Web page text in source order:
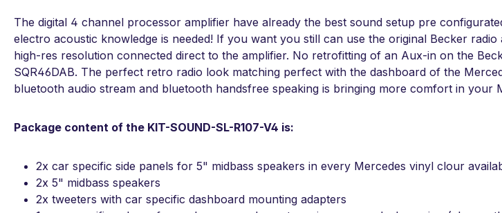
The digital 4 channel processor amplifier have already the best sound setup pre
electro acoustic knowledge is needed! If you want you still can use the original Becker
high-res resolution connected direct to the amplifier. No retrofitting of an Aux-in on the
SQR46DAB. The perfect retro radio look matching perfect with the dashboard of the
bluetooth audio stream and bluetooth handsfree speaking is bringing more comfort in your
Package content of the KIT-SOUND-SL-R107-V4 is:
2x car specific side panels for 5" midbass speakers in every Mercedes vinyl clour
2x 5" midbass speakers
2x tweeters with car specific dashboard mounting adapters